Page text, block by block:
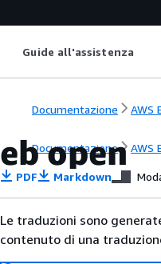
Guide all'assistenza
Documentazione AWS
Documentazione AWS
eb open
PDF Markdown
Le traduzioni sono
contenuto di una